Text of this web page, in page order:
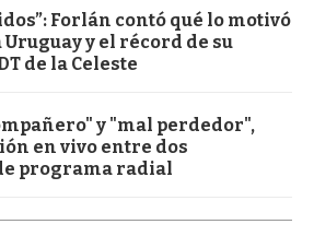
Forlán contó qué lo motivó
y el récord de su
de la Celeste
y "mal perdedor",
en vivo entre dos
programa radial